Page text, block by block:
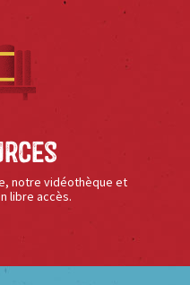
notre vidéothèque et
libre accès.